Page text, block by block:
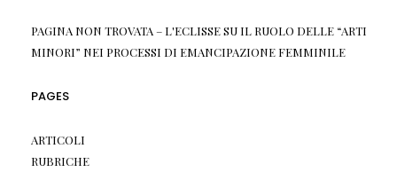
PAGINA NON TROVATA – L'ECLISSESU IL RUOLO DELLE “ARTI
MINORI” NEI PROCESSI DI EMANCIPAZIONE FEMMINILE
PAGES
ARTICOLI
RUBRICHE